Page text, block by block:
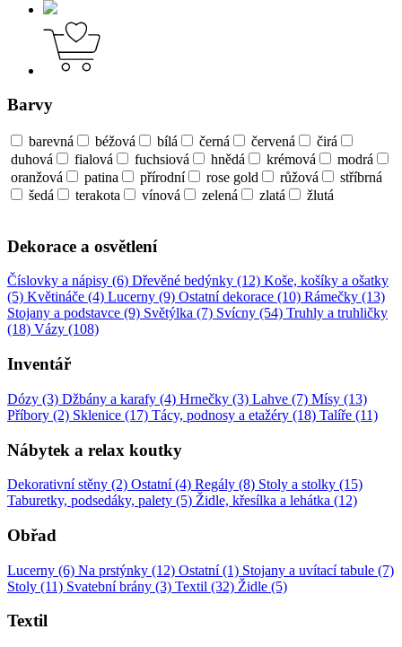
Barvy
barevná béžová bílá černá červená
čirá
duhová
fialová fuchsiová hnědá krémová
modrá
oranžová
patina přírodní rose gold růžová
stříbrná
šedá
terakota vínová zelená zlatá žlutá
Dekorace a osvětlení
Číslovky a nápisy (6) Dřevěné bedýnky (12) Koše, košíky a ošatky
(5) Květináče (4) Lucerny (9) Ostatní dekorace (10) Rámečky (13)
Stojany a podstavce (9) Světýlka (7) Svícny (54) Truhly a truhličky
(18) Vázy (108)
Inventář
Dózy (3) Džbány a karafy (4) Hrnečky (3) Lahve (7) Mísy (13)
Příbory (2) Sklenice (17) Tácy, podnosy a etažéry (18) Talíře (11)
Nábytek a relax koutky
Dekorativní stěny (2) Ostatní (4) Regály (8) Stoly a stolky (15)
Taburetky, podsedáky, palety (5) Židle, křesílka a lehátka (12)
Obřad
Lucerny (6) Na prstýnky (12) Ostatní (1) Stojany a uvítací tabule (7)
Stoly (11) Svatební brány (3) Textil (32) Židle (5)
Textil